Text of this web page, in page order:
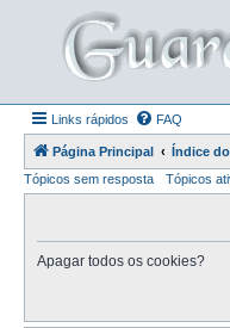
Links rápidos FAQ
Página Principal
Índice
Tópicos sem resposta
Tópicos
Apagar todos os cookies?